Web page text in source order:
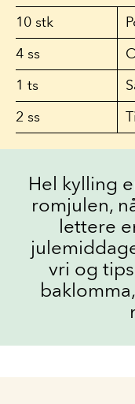
10 stk
4 ss
1 ts
2 ss
Hel kylling
romjulen,
lettere
vri og